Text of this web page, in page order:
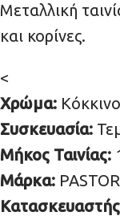
Μεταλλική
και κορίνες.
<
Χρώμα: Κόκκινο
Συσκευασία:
Μήκος Ταινίας:
Μάρκα: